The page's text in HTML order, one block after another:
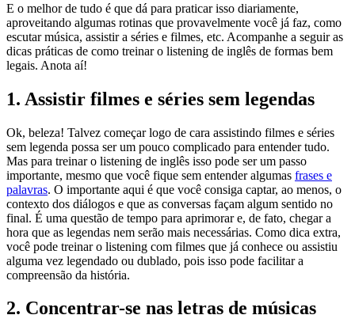
E o melhor de tudo é que dá para praticar isso diariamente,
aproveitando algumas rotinas que provavelmente você já faz, como
escutar música, assistir a séries e filmes, etc. Acompanhe a seguir as
dicas práticas de como treinar o listening de inglês de formas bem
legais. Anota aí!
1. Assistir filmes e séries sem legendas
Ok, beleza! Talvez começar logo de cara assistindo filmes e séries
sem legenda possa ser um pouco complicado para entender tudo.
Mas para treinar o listening de inglês isso pode ser um passo
importante, mesmo que você fique sem entender algumas frases e
palavras. O importante aqui é que você consiga captar, ao menos, o
contexto dos diálogos e que as conversas façam algum sentido no
final. É uma questão de tempo para aprimorar e, de fato, chegar a
hora que as legendas nem serão mais necessárias. Como dica extra,
você pode treinar o listening com filmes que já conhece ou assistiu
alguma vez legendado ou dublado, pois isso pode facilitar a
compreensão da história.
2. Concentrar-se nas letras de músicas